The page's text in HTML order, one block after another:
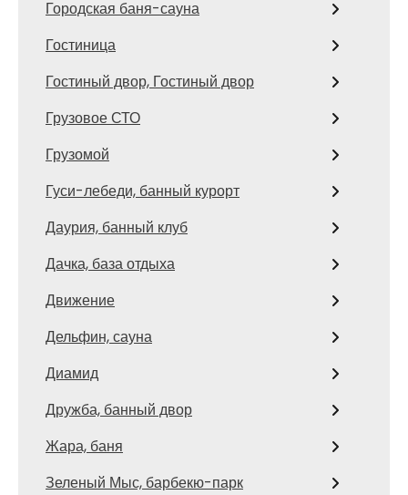
Городская баня-сауна
Гостиница
Гостиный двор, Гостиный двор
Грузовое СТО
Грузомой
Гуси-лебеди, банный курорт
Даурия, банный клуб
Дачка, база отдыха
Движение
Дельфин, сауна
Диамид
Дружба, банный двор
Жара, баня
Зеленый Мыс, барбекю-парк